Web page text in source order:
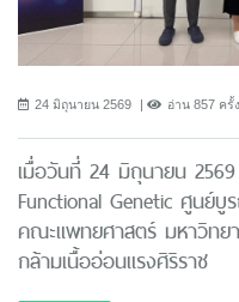
24 มิถุนายน 2569 อ่าน 857 ครั้ง
เมื่อวันที่ 24 มิถุนายน
Functional Genetic ศูนย์บู
คณะแพทยศาสตร์ มหาวิทยา
กล้ามเนื้ออ่อนแรงศิริราช